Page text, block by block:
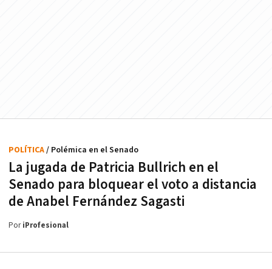
La jugada de Patricia Bullrich en el
Senado para bloquear el voto a distancia
de Anabel Fernández Sagasti
POLÍTICA/ Polémica en el Senado
PoriProfesional